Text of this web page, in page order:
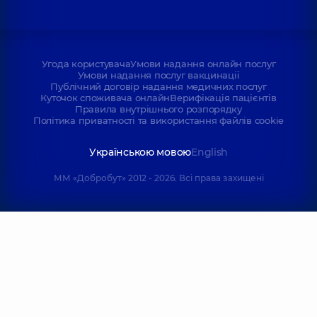
Угода користувачаУмови надання онлайн послуг
Умови надання послуг вакцинації
Публічний договір надання медичних послуг
Куточок споживача онлайнВерифікація пацієнтів
Правила внутрішнього розпорядку
Політика приватності та використання файлів cookie
Українською мовоюEnglish
ММ «Добробут» 2012 - 2026. Всі права захищені